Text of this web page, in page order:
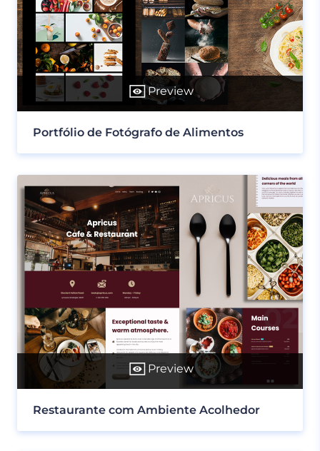
Preview
Portfólio de Fotógrafo de Alimentos
Preview
Restaurante com Ambiente Acolhedor